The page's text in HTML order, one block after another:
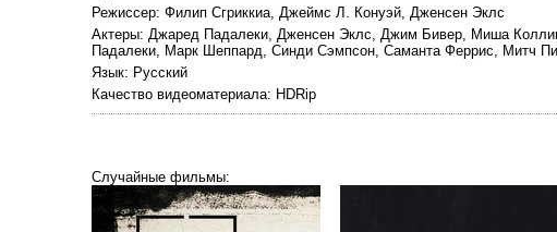
Режиссер: Филип Сгриккиа, Джеймс Л. Конуэй, Дженсен Эклс
Актеры: Джаред Падалеки, Дженсен Эклс, Джим Бивер, Миша
Падалеки, Марк Шеппард, Синди Сэмпсон, Саманта Феррис, Митч
Язык: Русский
Качество видеоматериала: HDRip
Случайные фильмы: